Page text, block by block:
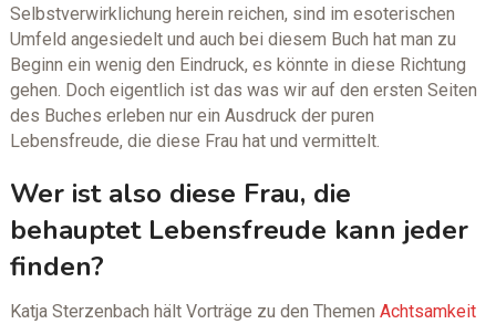
Selbstverwirklichung herein reichen, sind im esoterischen
Umfeld angesiedelt und auch bei diesem Buch hat man zu
Beginn ein wenig den Eindruck, es könnte in diese Richtung
gehen. Doch eigentlich ist das was wir auf den ersten Seiten
des Buches erleben nur ein Ausdruck der puren
Lebensfreude, die diese Frau hat und vermittelt.
Wer ist also diese Frau, die
behauptet Lebensfreude kann jeder
finden?
Katja Sterzenbach hält Vorträge zu den Themen Achtsamkeit